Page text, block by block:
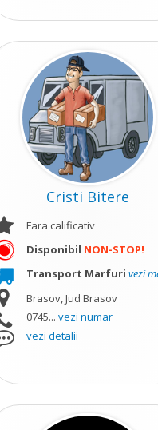
Cristi Bitere
Fara calificativ
Disponibil NON-STOP!
Transport Marfuri vezi
Brasov, Jud Brasov
0745... vezi numar
vezi detalii